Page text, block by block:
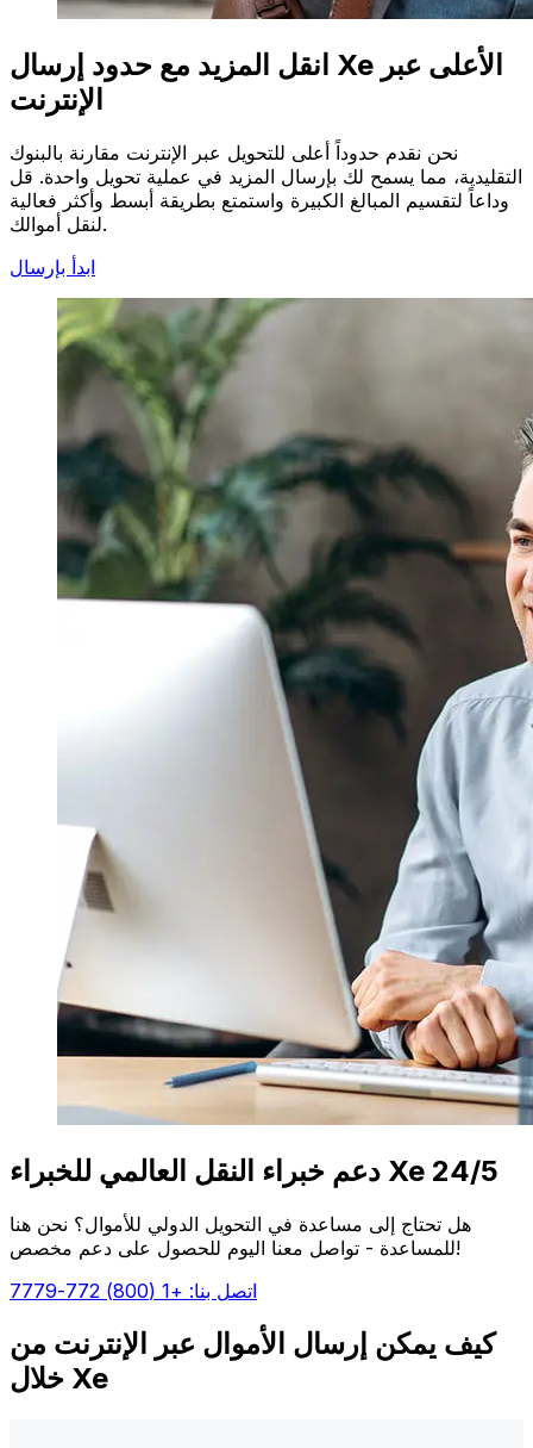
انقل المزيد مع حدود إرسال Xe الأعلى عبر
الإنترنت
نحن نقدم حدوداً أعلى للتحويل عبر الإنترنت مقارنة بالبنوك
التقليدية، مما يسمح لك بإرسال المزيد في عملية تحويل واحدة. قل
وداعاً لتقسيم المبالغ الكبيرة واستمتع بطريقة أبسط وأكثر فعالية
لنقل أموالك.
ابدأ بإرسال
دعم خبراء النقل العالمي للخبراء Xe 24/5
هل تحتاج إلى مساعدة في التحويل الدولي للأموال؟ نحن هنا
للمساعدة - تواصل معنا اليوم للحصول على دعم مخصص!
اتصل بنا: +1 (800) 772-7779
كيف يمكن إرسال الأموال عبر الإنترنت من
خلال Xe